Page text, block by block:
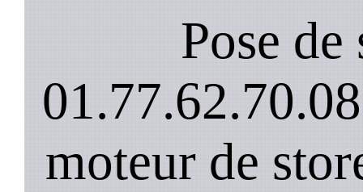
Pose de
moteur de